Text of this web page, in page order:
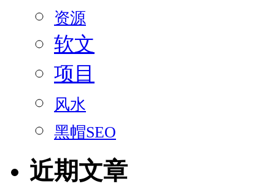
资源
软文
项目
风水
黑帽SEO
近期文章